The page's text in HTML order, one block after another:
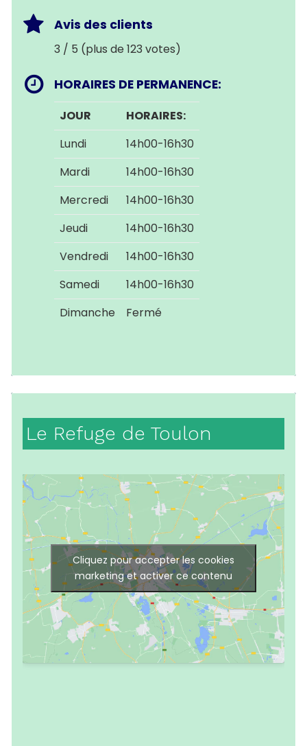
Avis des clients
3 / 5 (plus de 123 votes)
HORAIRES DE PERMANENCE:
JOUR
HORAIRES:
Lundi
14h00-16h30
Mardi
14h00-16h30
Mercredi
14h00-16h30
Jeudi
14h00-16h30
Vendredi
14h00-16h30
Samedi
14h00-16h30
Dimanche
Fermé
Le Refuge de Toulon
Cliquez pour accepter les cookies
marketing et activer ce contenu